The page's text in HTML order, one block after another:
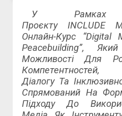
У Рамках
Проєкту INCLUDE
Онлайн-Курс “Digital
Peacebuilding”,
Можливості Для
Компетентностей,
Діалогу Та
Спрямований На
Підходу До